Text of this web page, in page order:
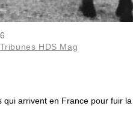
Tribunes HDS Mag
qui arrivent en France pour fuir